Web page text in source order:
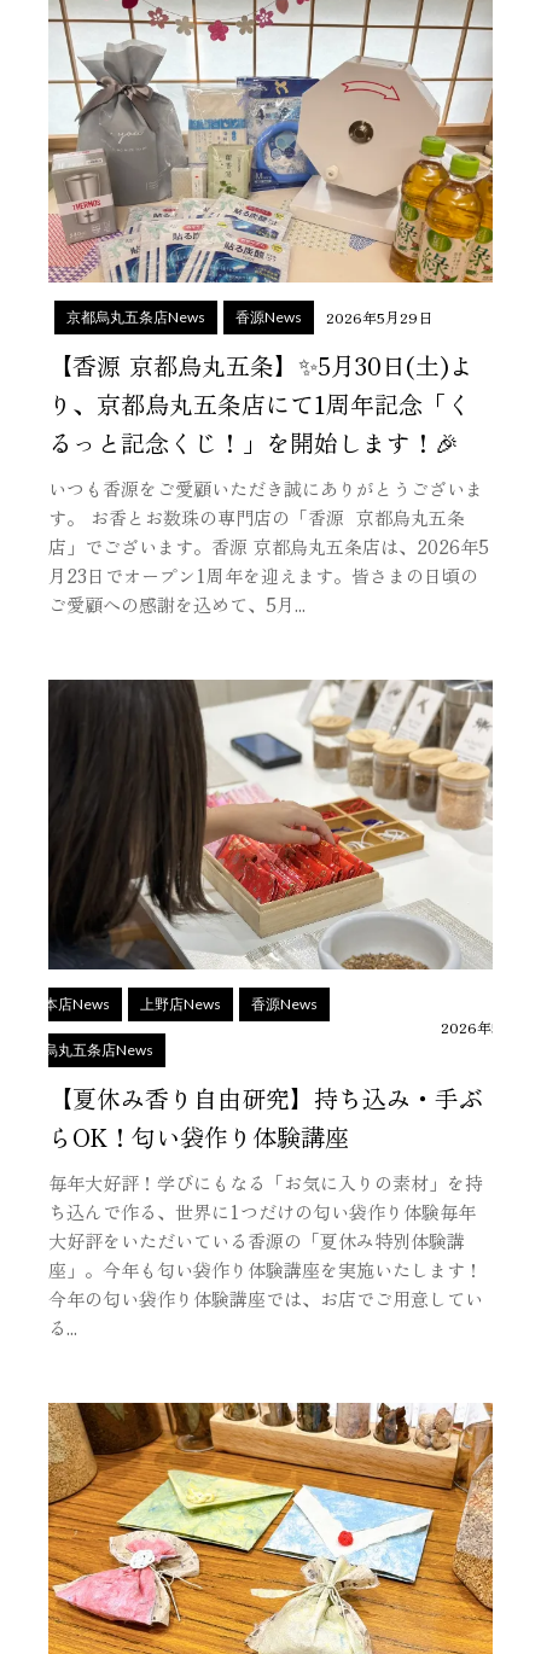
2026年5月29日
京都烏丸五条店News 香源News
【香源 京都烏丸五条】✨5月30日(土)よ
り、京都烏丸五条店にて1周年記念「く
るっと記念くじ！」を開始します！🎉
いつも香源をご愛顧いただき誠にありがとうございま
す。 お香とお数珠の専門店の「香源 京都烏丸五条
店」でございます。香源 京都烏丸五条店は、2026年5
月23日でオープン1周年を迎えます。皆さまの日頃の
ご愛顧への感謝を込めて、5月...
2026年5月27
銀座本店News 上野店News 香源News
京都烏丸五条店News
【夏休み香り自由研究】持ち込み・手ぶ
らOK！匂い袋作り体験講座
毎年大好評！学びにもなる「お気に入りの素材」を持
ち込んで作る、世界に1つだけの匂い袋作り体験毎年
大好評をいただいている香源の「夏休み特別体験講
座」。今年も匂い袋作り体験講座を実施いたします！
今年の匂い袋作り体験講座では、お店でご用意してい
る...